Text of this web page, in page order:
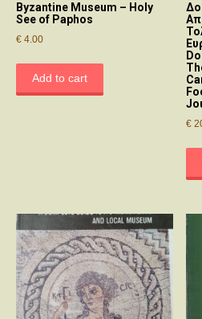
Byzantine Museum – Holy
See of Paphos
€ 4.00
Add to cart
€